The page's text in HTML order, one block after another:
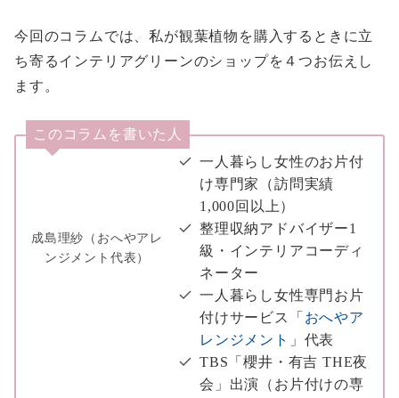
今回のコラムでは、私が観葉植物を購入するときに立
ち寄るインテリアグリーンのショップを４つお伝えし
ます。
このコラムを書いた人
成島理紗（おへやアレ
ンジメント代表）
一人暮らし女性のお片付
け専門家（訪問実績
1,000回以上）
整理収納アドバイザー1
級・インテリアコーディ
ネーター
一人暮らし女性専門お片
付けサービス「 おへやア
レンジメント
」代表
TBS「櫻井・有吉 THE夜
会」出演（お片付けの専